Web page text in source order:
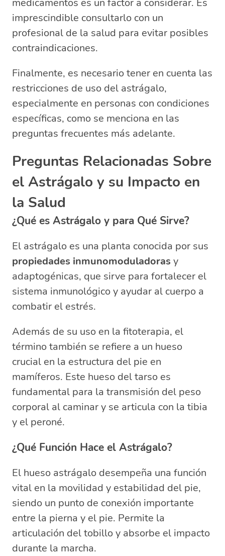
medicamentos es un factor a considerar. Es
imprescindible consultarlo con un
profesional de la salud para evitar posibles
contraindicaciones.
Finalmente, es necesario tener en cuenta las
restricciones de uso del astrágalo,
especialmente en personas con condiciones
específicas, como se menciona en las
preguntas frecuentes más adelante.
Preguntas Relacionadas Sobre
el Astrágalo y su Impacto en
la Salud
¿Qué es Astrágalo y para Qué Sirve?
El astrágalo es una planta conocida por sus
propiedades inmunomoduladoras y
adaptogénicas, que sirve para fortalecer el
sistema inmunológico y ayudar al cuerpo a
combatir el estrés.
Además de su uso en la fitoterapia, el
término también se refiere a un hueso
crucial en la estructura del pie en
mamíferos. Este hueso del tarso es
fundamental para la transmisión del peso
corporal al caminar y se articula con la tibia
y el peroné.
¿Qué Función Hace el Astrágalo?
El hueso astrágalo desempeña una función
vital en la movilidad y estabilidad del pie,
siendo un punto de conexión importante
entre la pierna y el pie. Permite la
articulación del tobillo y absorbe el impacto
durante la marcha.